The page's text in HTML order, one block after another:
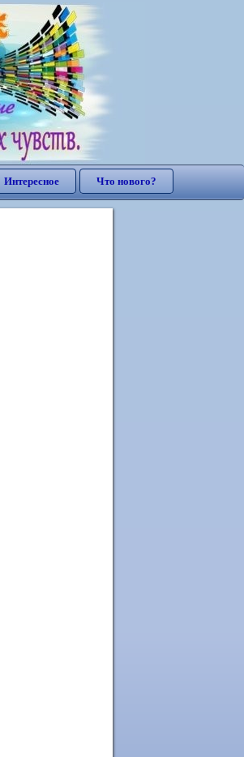
Интересное Что нового?